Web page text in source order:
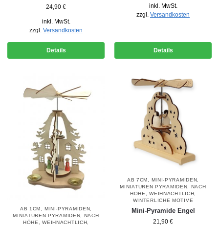
24,90 €
inkl. MwSt.
zzgl. Versandkosten
Details
inkl. MwSt.
zzgl. Versandkosten
Details
AB 1CM , MINI-PYRAMIDEN,
MINIATUREN PYRAMIDEN,
NACH
HÖHE,WEIHNACHTLICH,
AB 7CM MINI-PYRAMIDEN
MINIATUREN PYRAMIDEN
NACH
HÖHE
,WEIHNACHTLICH
WINTERLICHE MOTIVE
Mini-Pyramide Engel
21,90 €